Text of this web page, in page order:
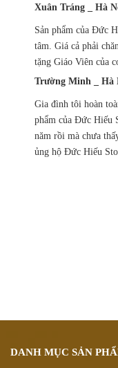
Xuân Tráng _ Hà
Sản phẩm của Đức
tâm. Giá cả phải
tặng Giáo Viên của
Trường Minh _ Hà
Gia đình tôi hoàn
phẩm của Đức Hiếu
năm rồi mà chưa
ủng hộ Đức Hiếu
DANH MỤC SẢN